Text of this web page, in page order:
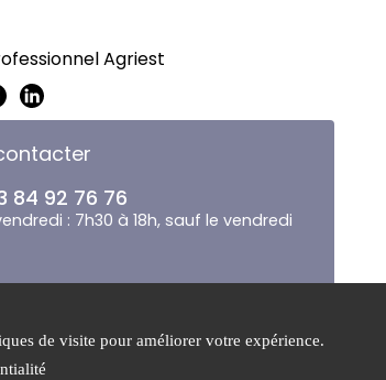
Agriest
84 92 76 76
: 7h30 à 18h, sauf le vendredi
Gestion des
de visite pour améliorer votre expérience.